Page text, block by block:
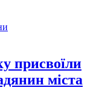
присвоїли
міста